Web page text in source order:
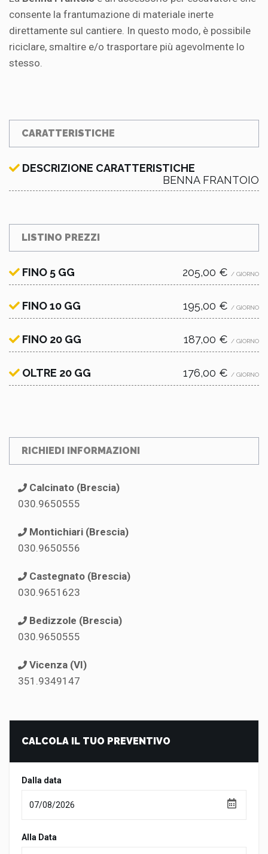
consente la frantumazione di materiale inerte
direttamente sul cantiere. In questo modo, è possibile
riciclare, smaltire e/o trasportare più agevolmente lo
stesso.
CARATTERISTICHE
DESCRIZIONE CARATTERISTICHE
BENNA FRANTOIO
LISTINO PREZZI
FINO 5 GG 205,00 € / GIORNO
FINO 10 GG 195,00 € / GIORNO
FINO 20 GG 187,00 € / GIORNO
OLTRE 20 GG 176,00 € / GIORNO
RICHIEDI INFORMAZIONI
Calcinato (Brescia)
030.9650555
Montichiari (Brescia)
030.9650556
Castegnato (Brescia)
030.9651623
Bedizzole (Brescia)
030.9650555
Vicenza (VI)
351.9349147
CALCOLA IL TUO PREVENTIVO
Dalla data
Alla Data